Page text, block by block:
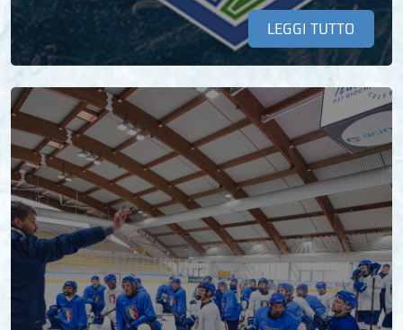
LEGGI TUTTO